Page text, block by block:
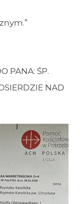
PANA: ŚP.
NAD